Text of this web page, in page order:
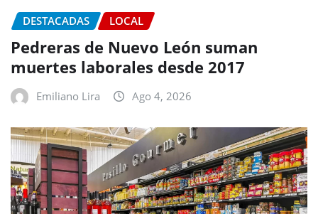
DESTACADAS LOCAL
Pedreras de Nuevo León suman
muertes laborales desde 2017
Emiliano Lira Ago 4, 2026